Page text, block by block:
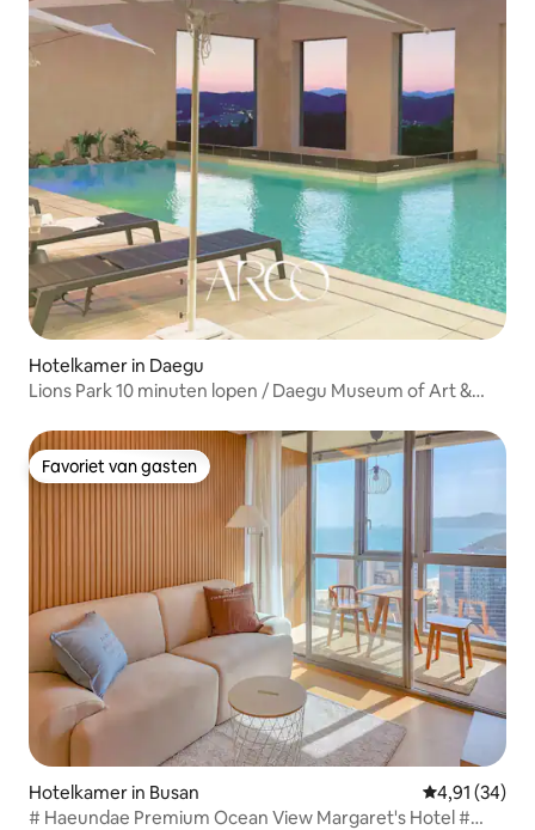
Hotelkamer in Daegu
Lions Park 10 minuten lopen / Daegu Museum of Art &
(ontbijt, zwembad) - Grand Premier
Favoriet van gasten
Favoriet van gasten
Hotelkamer in Busan Gemiddelde
4,91 (34)
# Haeundae Premium Ocean View Margaret's Hotel #